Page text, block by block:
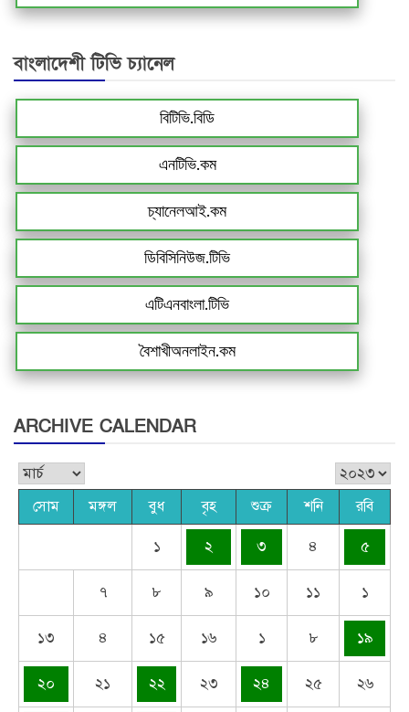
বাংলাদেশী টিভি চ্যানেল
বিটিভি.বিডি
এনটিভি.কম
চ্যানেলআই.কম
ডিবিসিনিউজ.টিভি
এটিএনবাংলা.টিভি
বৈশাখীঅনলাইন.কম
ARCHIVE CALENDAR
সোম মঙ্গল বুধ বৃহ শুক্র শনি রবি
১ ২ ৩ ৪ ৫
৭ ৮ ৯ ১০ ১১ ১
১৩ ৪ ১৫ ১৬ ১ ৮ ১৯
২০ ২১ ২২ ২৩ ২৪ ২৫ ২৬